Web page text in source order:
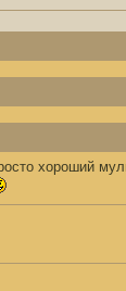
хороший